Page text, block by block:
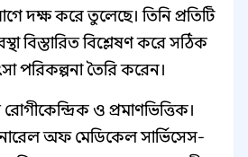
দক্ষ করে তুলেছে। তিনি প্রতিটি
বিস্তারিত বিশ্লেষণ করে সঠিক
পরিকল্পনা তৈরি করেন।
ও প্রমাণভিত্তিক।
অফ মেডিকেল সার্ভিসেস-